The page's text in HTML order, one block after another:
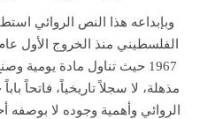
وبإبداعه هذا النص الروائي
1967 حيث تناول مادة يومية
مذهلة، لا سجلاً تاريخياً، فاتحاً
الروائي وأهمية وجوده لا بوصفه